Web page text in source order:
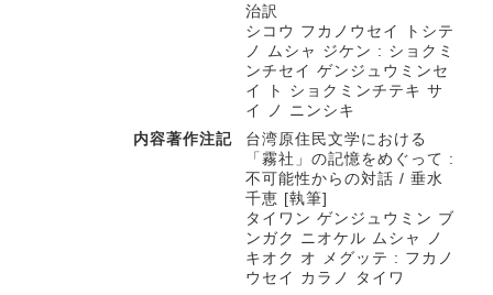
治訳
シコウ フカノウセイ トシテ
ノ ムシャ ジケン : ショクミ
ンチセイ ゲンジュウミンセ
イ ト ショクミンチテキ サ
イ ノ ニンシキ
内容著作注記
台湾原住民文学における
「霧社」の記憶をめぐって :
不可能性からの対話 / 垂水
千恵 [執筆]
タイワン ゲンジュウミン ブ
ンガク ニオケル ムシャ ノ
キオク オ メグッテ : フカノ
ウセイ カラノ タイワ